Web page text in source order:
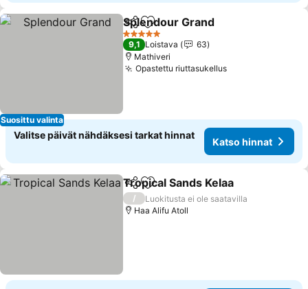
Suosittu valinta
Jaa Lisää suosikkeihin
Splendour Grand
5 Tähtiluokitus
9,1 Loistava
63
Mathiveri
Opastettu riuttasukellus
Valitse päivät nähdäksesi tarkat hinnat
Katso hinnat
Jaa Lisää suosikkeihin
Tropical Sands Kelaa
/
Luokitusta ei ole saatavilla
Haa Alifu Atoll